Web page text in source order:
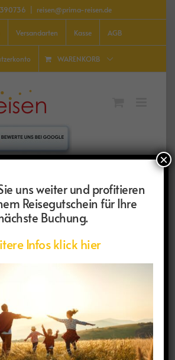
reisen@prima-reisen.de
Versandarten Kasse AGB
WARENKORB
uns weiter und profitieren
Reisegutschein für Ihre
Buchung.
Infos klick hier
×